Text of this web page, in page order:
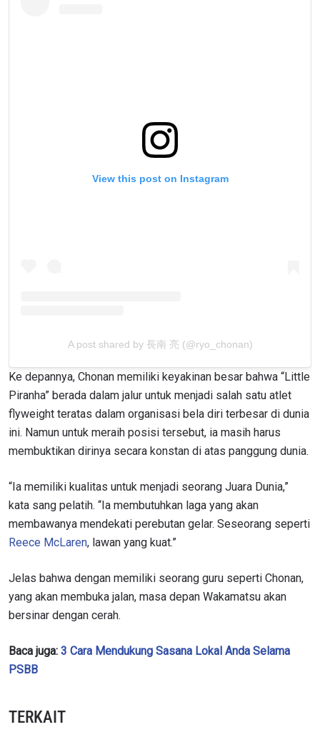
View this post on Instagram
A post shared by 長南 亮 (@ryo_chonan)
Ke depannya, Chonan memiliki keyakinan besar bahwa “Little
Piranha” berada dalam jalur untuk menjadi salah satu atlet
flyweight teratas dalam organisasi bela diri terbesar di dunia
ini. Namun untuk meraih posisi tersebut, ia masih harus
membuktikan dirinya secara konstan di atas panggung dunia.
“Ia memiliki kualitas untuk menjadi seorang Juara Dunia,”
kata sang pelatih. “Ia membutuhkan laga yang akan
membawanya mendekati perebutan gelar. Seseorang seperti
Reece McLaren, lawan yang kuat.”
Jelas bahwa dengan memiliki seorang guru seperti Chonan,
yang akan membuka jalan, masa depan Wakamatsu akan
bersinar dengan cerah.
Baca juga: 3 Cara Mendukung Sasana Lokal Anda Selama
PSBB
TERKAIT